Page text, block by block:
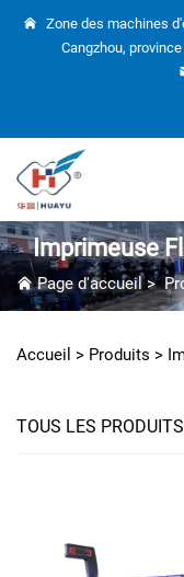
Zone des machines
Cangzhou,
Imprimeuse
Page d'accueil>
Accueil > Produits >
TOUS LES PRODUITS